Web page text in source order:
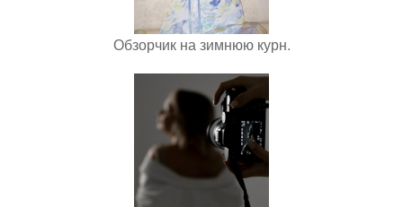
Обзорчик на зимнюю курн.